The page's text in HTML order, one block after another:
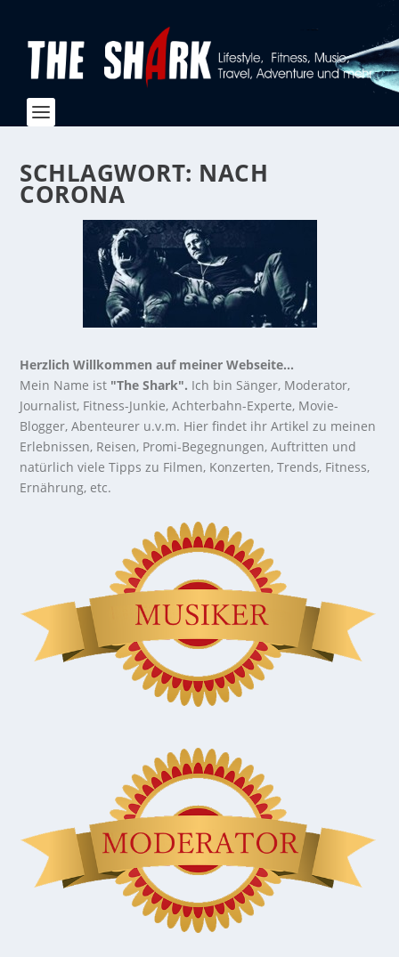
SCHLAGWORT: NACH
CORONA
Herzlich Willkommen auf meiner Webseite...
Mein Name ist "The Shark". Ich bin Sänger, Moderator,
Journalist, Fitness-Junkie, Achterbahn-Experte, Movie-
Blogger, Abenteurer u.v.m. Hier findet ihr Artikel zu meinen
Erlebnissen, Reisen, Promi-Begegnungen, Auftritten und
natürlich viele Tipps zu Filmen, Konzerten, Trends, Fitness,
Ernährung, etc.